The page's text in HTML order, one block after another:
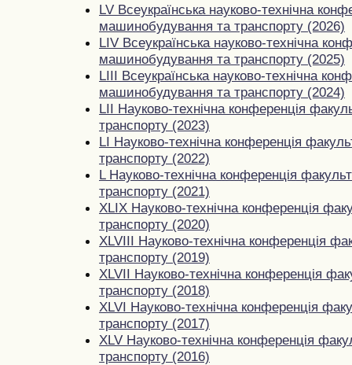
LV Всеукраїнська науково-технічна
машинобудування та транспорту (2026)
LIV Всеукраїнська науково-технічна
машинобудування та транспорту (2025)
LIII Всеукраїнська науково-технічна
машинобудування та транспорту (2024)
LII Науково-технічна конференція
транспорту (2023)
LI Науково-технічна конференція
транспорту (2022)
L Науково-технічна конференція
транспорту (2021)
XLIX Науково-технічна конференція
транспорту (2020)
XLVIII Науково-технічна конференція
транспорту (2019)
XLVII Науково-технічна конференція
транспорту (2018)
XLVI Науково-технічна конференція
транспорту (2017)
XLV Науково-технічна конференція
транспорту (2016)